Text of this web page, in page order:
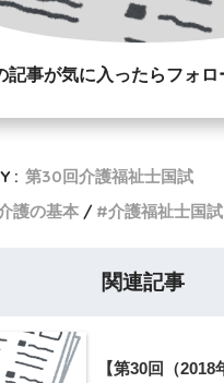
記事が気に入ったらフォロ
: 第30回介護福祉士国試
護の基本 介護福祉士国試
関連記事
【第30回（